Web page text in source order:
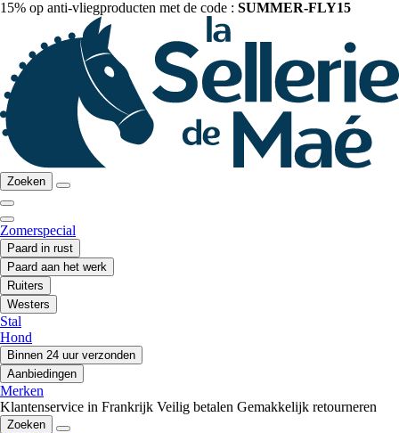
15% op anti-vliegproducten met de code : SUMMER-FLY15
Zoeken
Zomerspecial
Paard in rust
Paard aan het werk
Ruiters
Westers
Stal
Hond
Binnen 24 uur verzonden
Aanbiedingen
Merken
Klantenservice in Frankrijk Veilig betalen Gemakkelijk retourneren
Zoeken